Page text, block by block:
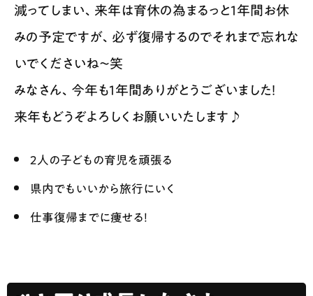
減ってしまい、来年は育休の為まるっと1年間お休
みの予定ですが、必ず復帰するのでそれまで忘れな
いでくださいね～笑
みなさん、今年も1年間ありがとうございました！
来年もどうぞよろしくお願いいたします♪
2人の子どもの育児を頑張る
県内でもいいから旅行にいく
仕事復帰までに痩せる！